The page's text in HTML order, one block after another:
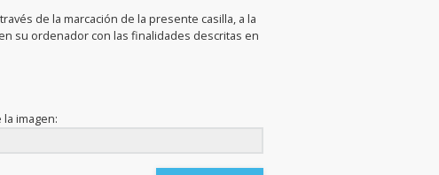
de la marcación de la presente casilla, a la
su ordenador con las finalidades descritas en
imagen: